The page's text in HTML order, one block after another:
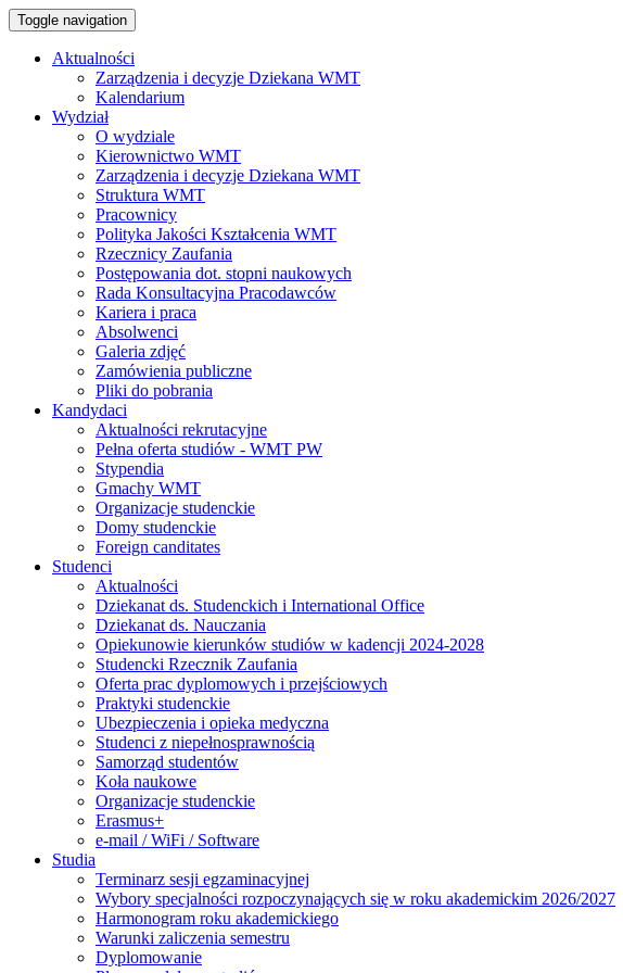
Toggle navigation
Aktualności
Zarządzenia i decyzje Dziekana WMT
Kalendarium
Wydział
O wydziale
Kierownictwo WMT
Zarządzenia i decyzje Dziekana WMT
Struktura WMT
Pracownicy
Polityka Jakości Kształcenia WMT
Rzecznicy Zaufania
Postępowania dot. stopni naukowych
Rada Konsultacyjna Pracodawców
Kariera i praca
Absolwenci
Galeria zdjęć
Zamówienia publiczne
Pliki do pobrania
Kandydaci
Aktualności rekrutacyjne
Pełna oferta studiów - WMT PW
Stypendia
Gmachy WMT
Organizacje studenckie
Domy studenckie
Foreign canditates
Studenci
Aktualności
Dziekanat ds. Studenckich i International Office
Dziekanat ds. Nauczania
Opiekunowie kierunków studiów w kadencji 2024-2028
Studencki Rzecznik Zaufania
Oferta prac dyplomowych i przejściowych
Praktyki studenckie
Ubezpieczenia i opieka medyczna
Studenci z niepełnosprawnością
Samorząd studentów
Koła naukowe
Organizacje studenckie
Erasmus+
e-mail / WiFi / Software
Studia
Terminarz sesji egzaminacyjnej
Wybory specjalności rozpoczynających się w roku akademickim 2026/2027
Harmonogram roku akademickiego
Warunki zaliczenia semestru
Dyplomowanie